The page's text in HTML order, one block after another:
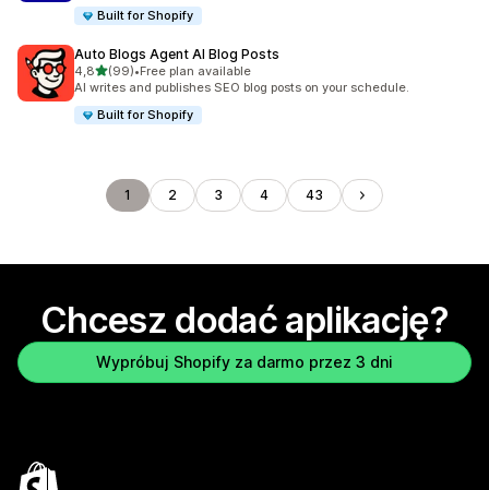
Built for Shopify
Auto Blogs Agent AI Blog Posts
4,8na 5 gwiazdek
(99)
Łączna liczba recenzji: 99
•Free plan available
AI writes and publishes SEO blog posts on your schedule.
Built for Shopify
1 2 3 4 43
Chcesz dodać aplikację?
Wypróbuj Shopify za darmo przez 3 dni